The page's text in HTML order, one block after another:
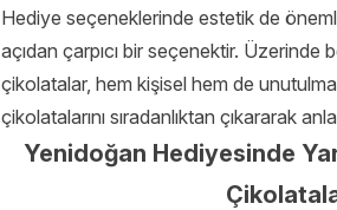
Hediye seçeneklerinde estetik de
açıdan çarpıcı bir seçenektir.
çikolatalar, hem kişisel hem de
çikolatalarını sıradanlıktan çıkararak
Yenidoğan Hediyesinde